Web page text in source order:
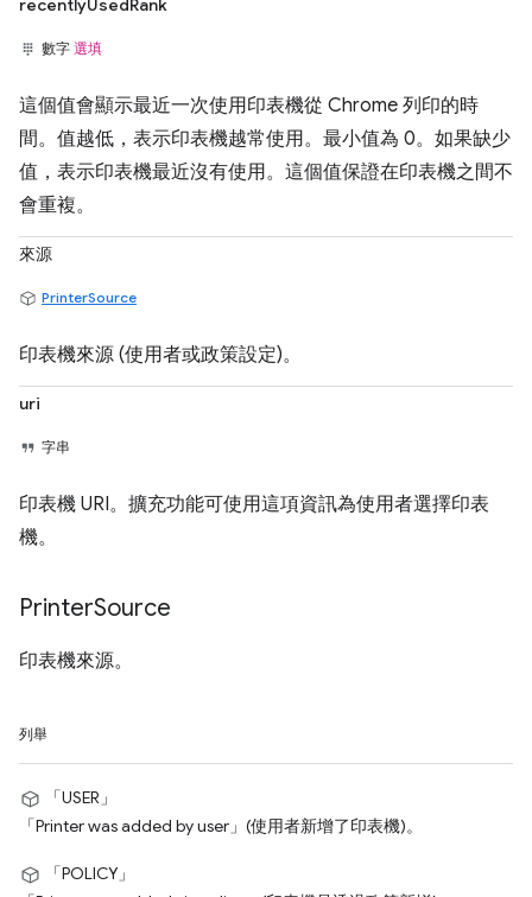
recentlyUsedRank
數字 選填
這個值會顯示最近一次使用印表機從 Chrome 列印的時
間。值越低，表示印表機越常使用。最小值為 0。如果缺少
值，表示印表機最近沒有使用。這個值保證在印表機之間不
會重複。
來源
PrinterSource
印表機來源 (使用者或政策設定)。
uri
字串
印表機 URI。擴充功能可使用這項資訊為使用者選擇印表
機。
PrinterSource
印表機來源。
列舉
「USER」
「Printer was added by user」(使用者新增了印表機)。
「POLICY」